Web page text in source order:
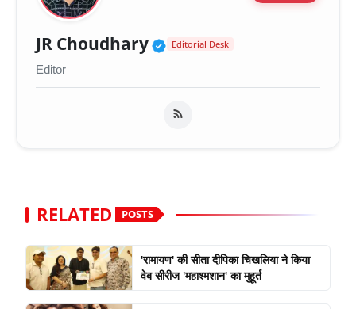
JR Choudhary Verified Public Figure
Editorial Desk
Editor
RELATED POSTS
'रामायण' की सीता दीपिका चिखलिया ने किया
वेब सीरीज 'महाश्मशान' का मुहूर्त